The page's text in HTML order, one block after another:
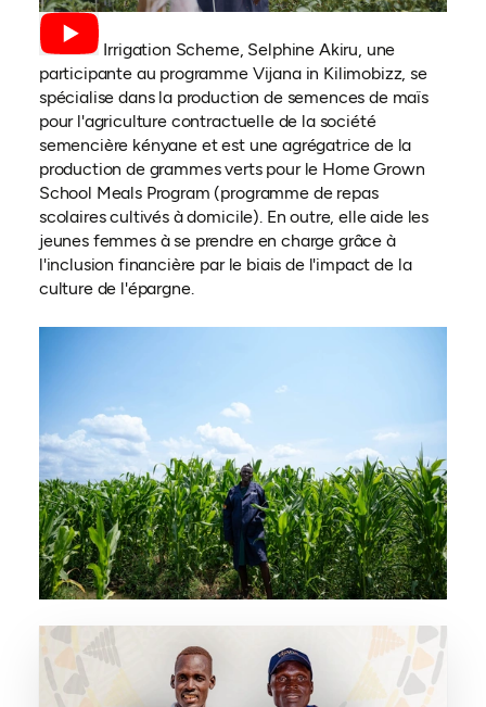
À Katilu Irrigation Scheme, Selphine Akiru, une
participante au programme Vijana in Kilimobizz, se
spécialise dans la production de semences de maïs
pour l'agriculture contractuelle de la société
semencière kényane et est une agrégatrice de la
production de grammes verts pour le Home Grown
School Meals Program (programme de repas
scolaires cultivés à domicile). En outre, elle aide les
jeunes femmes à se prendre en charge grâce à
l'inclusion financière par le biais de l'impact de la
culture de l'épargne.